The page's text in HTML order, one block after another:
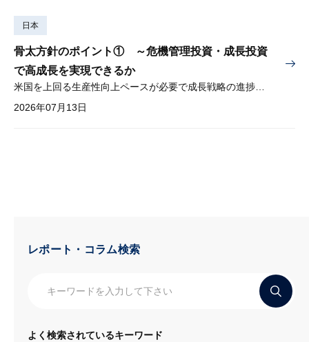
日本
骨太方針のポイント① ～危機管理投資・成長投資
で高成長を実現できるか
2026年07月13日
レポート・コラム検索
よく検索されているキーワード